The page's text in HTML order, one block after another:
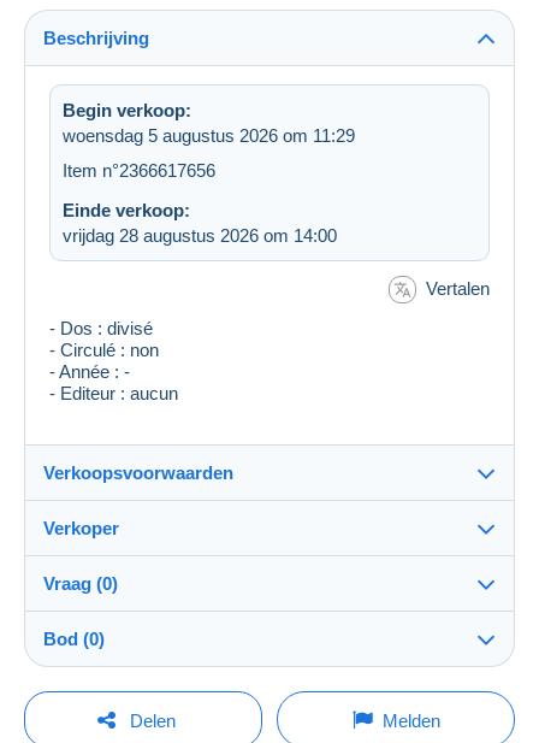
Beschrijving
Begin verkoop:
woensdag 5 augustus 2026 om 11:29
Item n°2366617656
Einde verkoop:
vrijdag 28 augustus 2026 om 14:00
Vertalen
- Dos : divisé
- Circulé : non
- Année : -
- Editeur : aucun
Verkoopsvoorwaarden
Bestemming:
Zie de lijst van landen
Verzending:
Verzending na betaling
Voor rekening van de koper
Verkoper
tsetse100%(24181x)
Winkel
Vraag (0)
Om een vraag te stellen moet u een sessie
Bod (0)
De verkoop zal met één minuut worden verlengd
indien een bod wordt uitgebracht minder dan één
minuut voor de uiterste termijn.
Delen Melden